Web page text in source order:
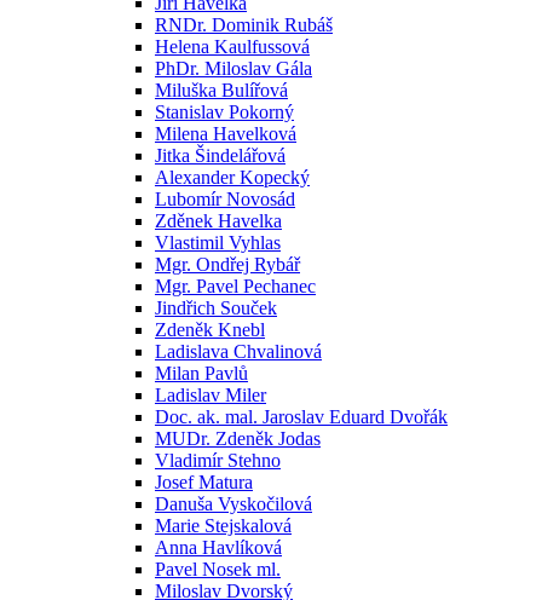
RNDr. Dominik Rubáš
Helena Kaulfussová
PhDr. Miloslav Gála
Miluška Bulířová
Stanislav Pokorný
Milena Havelková
Jitka Šindelářová
Alexander Kopecký
Lubomír Novosád
Zděnek Havelka
Vlastimil Vyhlas
Mgr. Ondřej Rybář
Mgr. Pavel Pechanec
Jindřich Souček
Zdeněk Knebl
Ladislava Chvalinová
Milan Pavlů
Ladislav Miler
Doc. ak. mal. Jaroslav Eduard Dvořák
MUDr. Zdeněk Jodas
Vladimír Stehno
Josef Matura
Danuša Vyskočilová
Marie Stejskalová
Anna Havlíková
Pavel Nosek ml.
Miloslav Dvorský